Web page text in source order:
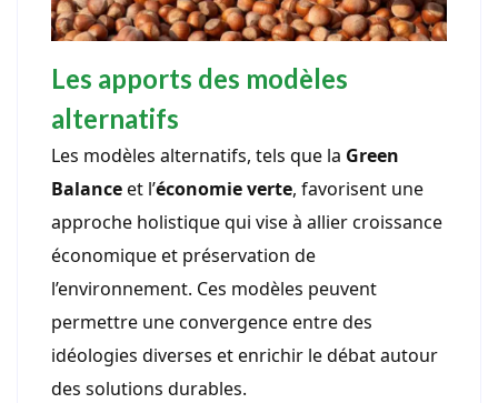
Les apports des modèles
alternatifs
Les modèles alternatifs, tels que la Green
Balanceet l’économie verte, favorisent une
approche holistique qui vise à allier croissance
économique et préservation de
l’environnement. Ces modèles peuvent
permettre une convergence entre des
idéologies diverses et enrichir le débat autour
des solutions durables.